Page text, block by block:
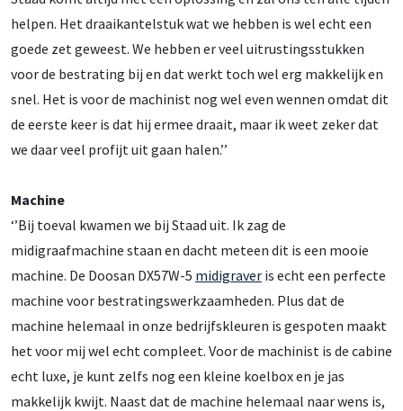
helpen. Het draaikantelstuk wat we hebben is wel echt een
goede zet geweest. We hebben er veel uitrustingsstukken
voor de bestrating bij en dat werkt toch wel erg makkelijk en
snel. Het is voor de machinist nog wel even wennen omdat dit
de eerste keer is dat hij ermee draait, maar ik weet zeker dat
we daar veel profijt uit gaan halen.’’
Machine
‘’Bij toeval kwamen we bij Staad uit. Ik zag de
midigraafmachine staan en dacht meteen dit is een mooie
machine. De Doosan DX57W-5 midigraver is echt een perfecte
machine voor bestratingswerkzaamheden. Plus dat de
machine helemaal in onze bedrijfskleuren is gespoten maakt
het voor mij wel echt compleet. Voor de machinist is de cabine
echt luxe, je kunt zelfs nog een kleine koelbox en je jas
makkelijk kwijt. Naast dat de machine helemaal naar wens is,